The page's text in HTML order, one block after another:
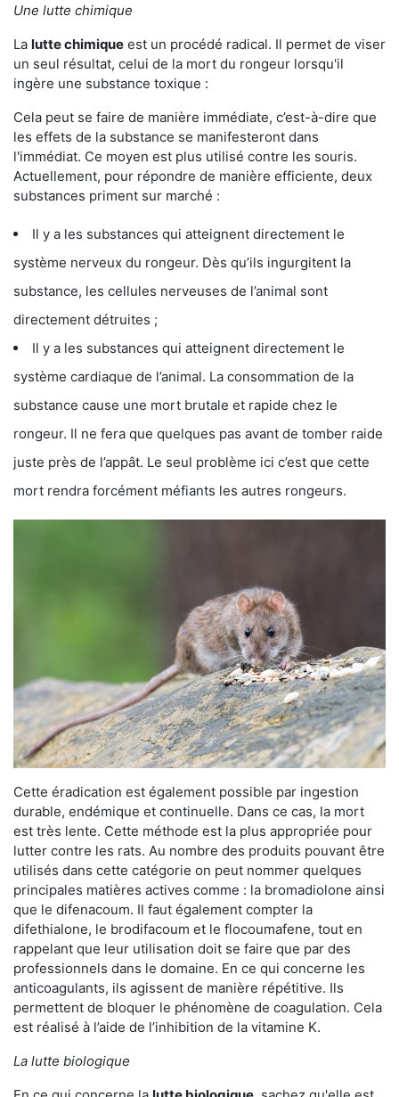
Une lutte chimique
La lutte chimique est un procédé radical. Il permet de viser
un seul résultat, celui de la mort du rongeur lorsqu'il
ingère une substance toxique :
Cela peut se faire de manière immédiate, c’est-à-dire que
les effets de la substance se manifesteront dans
l'immédiat. Ce moyen est plus utilisé contre les souris.
Actuellement, pour répondre de manière efficiente, deux
substances priment sur marché :
Il y a les substances qui atteignent directement le
système nerveux du rongeur. Dès qu’ils ingurgitent la
substance, les cellules nerveuses de l’animal sont
directement détruites ;
Il y a les substances qui atteignent directement le
système cardiaque de l’animal. La consommation de la
substance cause une mort brutale et rapide chez le
rongeur. Il ne fera que quelques pas avant de tomber raide
juste près de l’appât. Le seul problème ici c’est que cette
mort rendra forcément méfiants les autres rongeurs.
Cette éradication est également possible par ingestion
durable, endémique et continuelle. Dans ce cas, la mort
est très lente. Cette méthode est la plus appropriée pour
lutter contre les rats. Au nombre des produits pouvant être
utilisés dans cette catégorie on peut nommer quelques
principales matières actives comme : la bromadiolone ainsi
que le difenacoum. Il faut également compter la
difethialone, le brodifacoum et le flocoumafene, tout en
rappelant que leur utilisation doit se faire que par des
professionnels dans le domaine. En ce qui concerne les
anticoagulants, ils agissent de manière répétitive. Ils
permettent de bloquer le phénomène de coagulation. Cela
est réalisé à l’aide de l’inhibition de la vitamine K.
La lutte biologique